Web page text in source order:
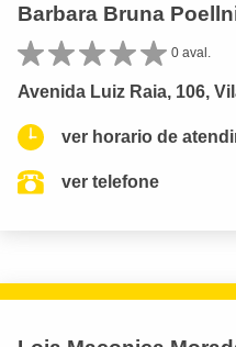
Barbara Bruna
0 aval.
Avenida Luiz Raia, 106,
ver horario de
ver telefone